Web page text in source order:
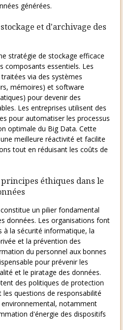
générées.
et d'archivage des
stratégie de stockage efficace
composants essentiels. Les
via des systèmes
mémoires) et software
pour devenir des
Les entreprises utilisent des
pour automatiser les processus
optimale du Big Data. Cette
meilleure réactivité et facilite
tout en réduisant les coûts de
éthiques dans le
un pilier fondamental
données. Les organisations font
à la sécurité informatique, la
et la prévention des
du personnel aux bonnes
pour prévenir les
et le piratage des données.
des politiques de protection
questions de responsabilité
notamment
d'énergie des dispositifs